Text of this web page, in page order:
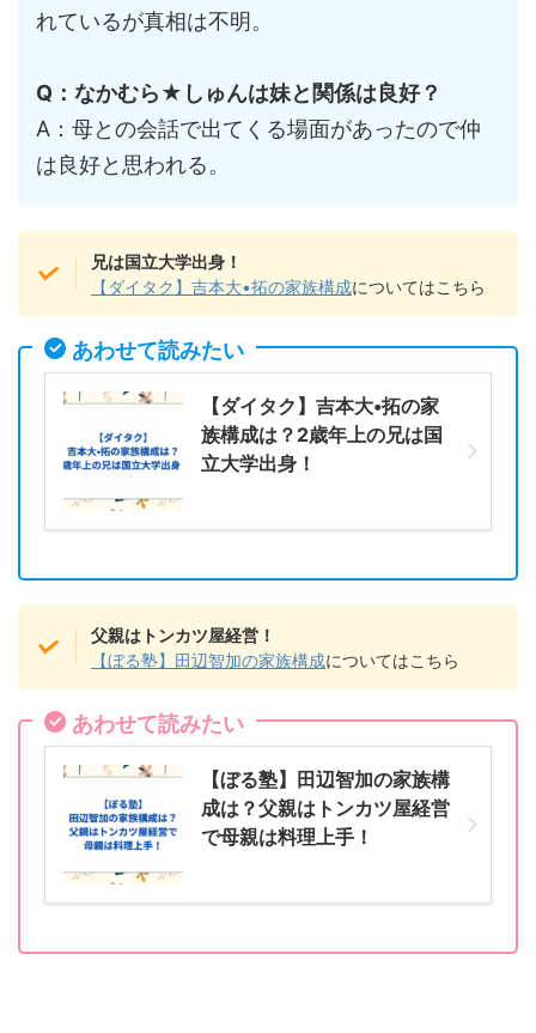
れているが真相は不明。
Q：なかむら★しゅんは妹と関係は良好？
A：母との会話で出てくる場面があったので仲
は良好と思われる。
兄は国立大学出身！
【ダイタク】吉本大•拓の家族構成についてはこちら
あわせて読みたい
【ダイタク】吉本大•拓の家
族構成は？2歳年上の兄は国
立大学出身！
父親はトンカツ屋経営！
【ぼる塾】田辺智加の家族構成についてはこちら
あわせて読みたい
【ぼる塾】田辺智加の家族構
成は？父親はトンカツ屋経営
で母親は料理上手！